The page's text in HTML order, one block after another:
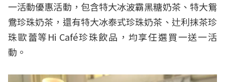
一活動優惠活動，包含特大冰波霸黑糖奶茶、特大鴛
鴦珍珠奶茶，還有特大冰泰式珍珠奶茶、辻利抹茶珍
珠歐蕾等Hi Café珍珠飲品，均享任選買一送一活
動。